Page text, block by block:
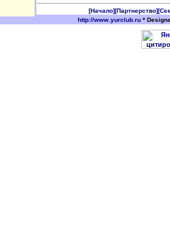
[Начало][Партнерство]
http://www.yurclub.ru *